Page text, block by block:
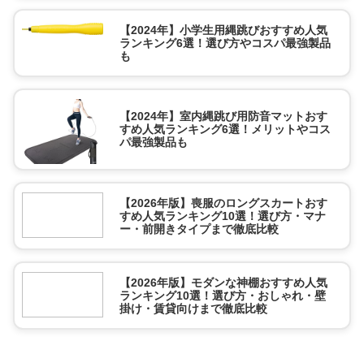
【2024年】小学生用縄跳びおすすめ人気
ランキング6選！選び方やコスパ最強製品
も
【2024年】室内縄跳び用防音マットおす
すめ人気ランキング6選！メリットやコス
パ最強製品も
【2026年版】喪服のロングスカートおす
すめ人気ランキング10選！選び方・マナ
ー・前開きタイプまで徹底比較
【2026年版】モダンな神棚おすすめ人気
ランキング10選！選び方・おしゃれ・壁
掛け・賃貸向けまで徹底比較